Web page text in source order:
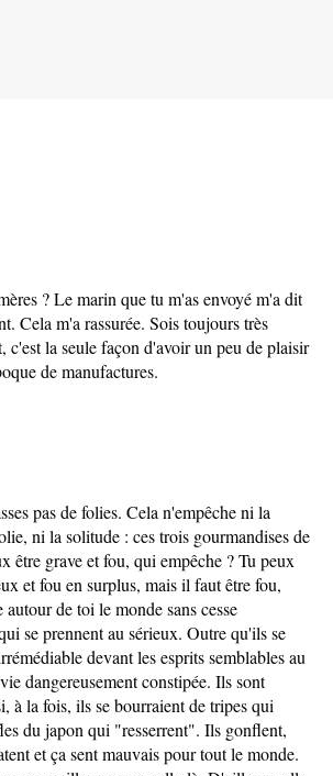
? Le marin que tu m'as envoyé m'a dit
Cela m'a rassurée. Sois toujours très
c'est la seule façon d'avoir un peu de plaisir
de manufactures.
pas de folies. Cela n'empêche ni la
ni la solitude : ces trois gourmandises de
être grave et fou, qui empêche ? Tu peux
et fou en surplus, mais il faut être fou,
de toi le monde sans cesse
se prennent au sérieux. Outre qu'ils se
devant les esprits semblables au
dangereusement constipée. Ils sont
à la fois, ils se bourraient de tripes qui
du japon qui "resserrent". Ils gonflent,
et ça sent mauvais pour tout le monde.